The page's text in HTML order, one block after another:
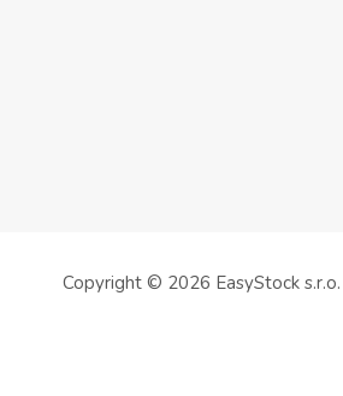
Copyright © 2026 EasyStock s.r.o.